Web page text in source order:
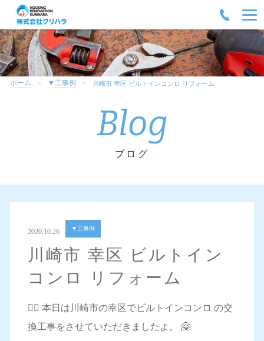
ホーム ▼工事例 川崎市 幸区 ビルトインコンロ リフォーム
Blog
ブログ
2020.10.26 ▼工事例
川崎市 幸区 ビルトイン
コンロ リフォーム
💁‍♀️ 本日は川崎市の幸区でビルトインコンロ の交
換工事をさせていただきましたよ。 🤗